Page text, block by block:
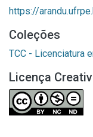
https://
Coleções
TCC - Licenciatura
Licença